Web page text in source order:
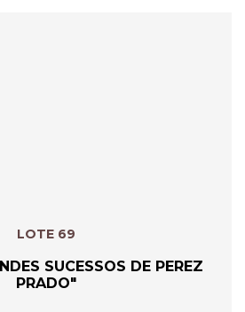
LOTE 69
SUCESSOS DE PEREZ
PRADO"